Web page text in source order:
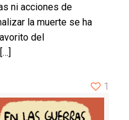
ni acciones de
la muerte se ha
del
[…]
1